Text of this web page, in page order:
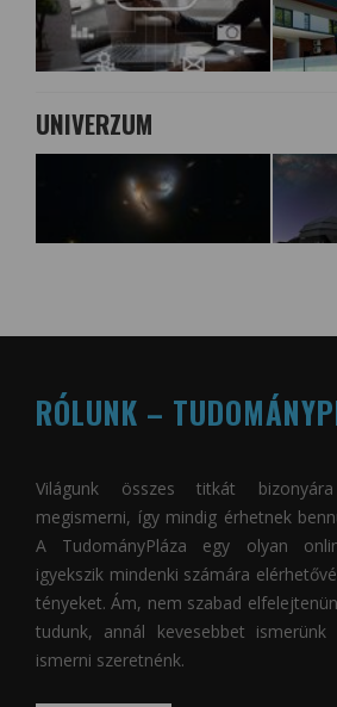
UNIVERZUM
RÓLUNK –
Világunk összes titkát
megismerni, így mindig érhetnek
A TudományPláza egy olyan
igyekszik mindenki számára
tényeket. Ám, nem szabad
tudunk, annál kevesebbet
ismerni szeretnénk.